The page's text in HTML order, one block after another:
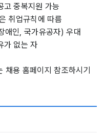
고 중복지원 가능
취업규칙에 따름
애인, 국가유공자) 우대
가 없는 자
채용 홈페이지 참조하시기